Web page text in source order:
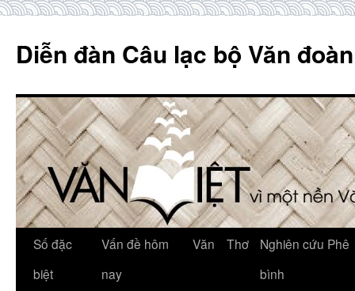
content
Diễn đàn Câu lạc bộ Văn
Số đặc
biệt
Vấn đề hôm
nay
Văn Thơ
Nghiên cứu Phê
bình